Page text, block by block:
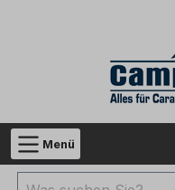
Zum Hauptinhalt
Menü